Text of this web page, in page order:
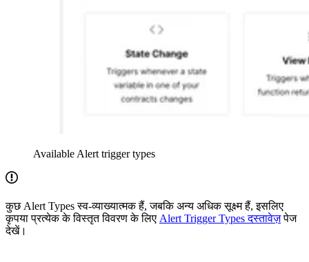
Available Alert trigger types
कुछ Alert Types स्व-व्याख्यात्मक हैं, जबकि अन्य अधिक सूक्ष्म हैं, इसलिए
कृपया प्रत्येक के विस्तृत विवरण के लिए Alert Trigger Types दस्तावेज़पेज
देखें।